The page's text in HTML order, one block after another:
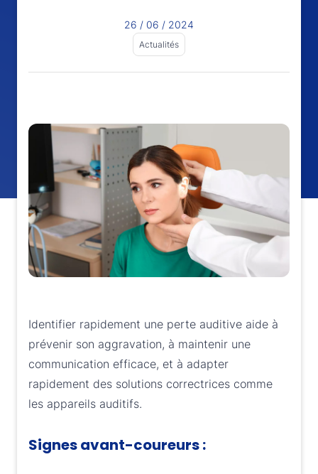
26 / 06 / 2024
Actualités
Identifier rapidement une perte auditive aide à
prévenir son aggravation, à maintenir une
communication efficace, et à adapter
rapidement des solutions correctrices comme
les appareils auditifs.
Signes avant-coureurs :